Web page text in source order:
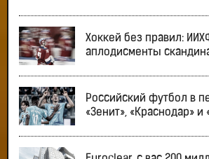
Хоккей без правил:
аплодисменты
Российский футбол в
«Зенит», «Краснодар»